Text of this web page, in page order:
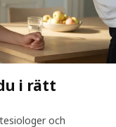
i rätt
och